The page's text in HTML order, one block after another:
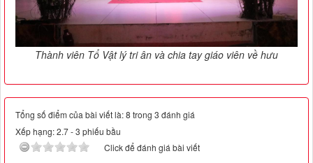
Thành viên Tổ Vật lý tri ân và chia tay giáo viên về hưu
Tổng số điểm của bài viết là: 8 trong 3 đánh giá
Xếp hạng:2.7-3 phiếu bầu
Click để đánh giá bài viết